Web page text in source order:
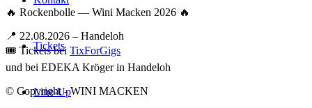
Tickets
Line-Up
🔥 Rockenbolle — Wini Macken 2026 🔥
📍 22.08.2026 – Handeloh
🎟 Tickets bei TixForGigs
und bei EDEKA Kröger in Handeloh
© Copyright - WINI MACKEN